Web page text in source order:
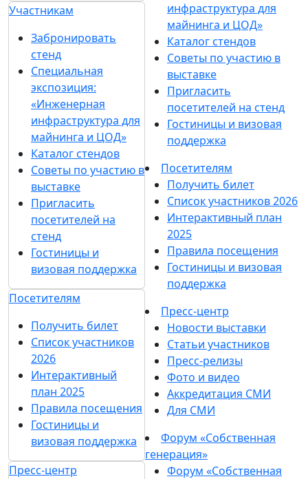
Участникам
Забронировать
стенд
Специальная
экспозиция:
«Инженерная
инфраструктура для
майнинга и ЦОД»
Каталог стендов
Советы по участию в
выставке
Пригласить
посетителей на
стенд
Гостиницы и
визовая поддержка
Посетителям
Получить билет
Список участников
2026
Интерактивный
план 2025
Правила посещения
Гостиницы и
визовая поддержка
Пресс-центр
инфраструктура для
майнинга и ЦОД»
Каталог стендов
Советы по участию в
выставке
Пригласить
посетителей на стенд
Гостиницы и визовая
поддержка
Посетителям
Получить билет
Список участников 2026
Интерактивный план
2025
Правила посещения
Гостиницы и визовая
поддержка
Пресс-центр
Новости выставки
Статьи участников
Пресс-релизы
Фото и видео
Аккредитация СМИ
Для СМИ
Форум «Собственная
генерация»
Форум «Собственная